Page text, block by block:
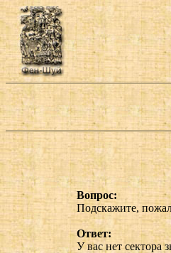
Вопрос:
Подскажите,
Ответ:
У вас нет сектора